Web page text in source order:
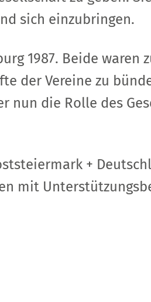
sich einzubringen.
1987. Beide waren
der Vereine zu
nun die Rolle des
+
mit